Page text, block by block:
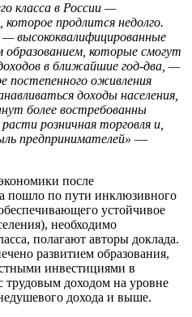
класса в России —
которое продлится недолго.
— высококвалифицированные
которые смогут
в ближайшие год-два, —
оживления
доходы населения,
более востребованны
розничная торговля и,
предпринимателей» —
после
пошло по пути инклюзивного
устойчивое
необходимо
полагают авторы доклада.
развитием образования,
инвестициями в
трудовым доходом на уровне
дохода и выше.